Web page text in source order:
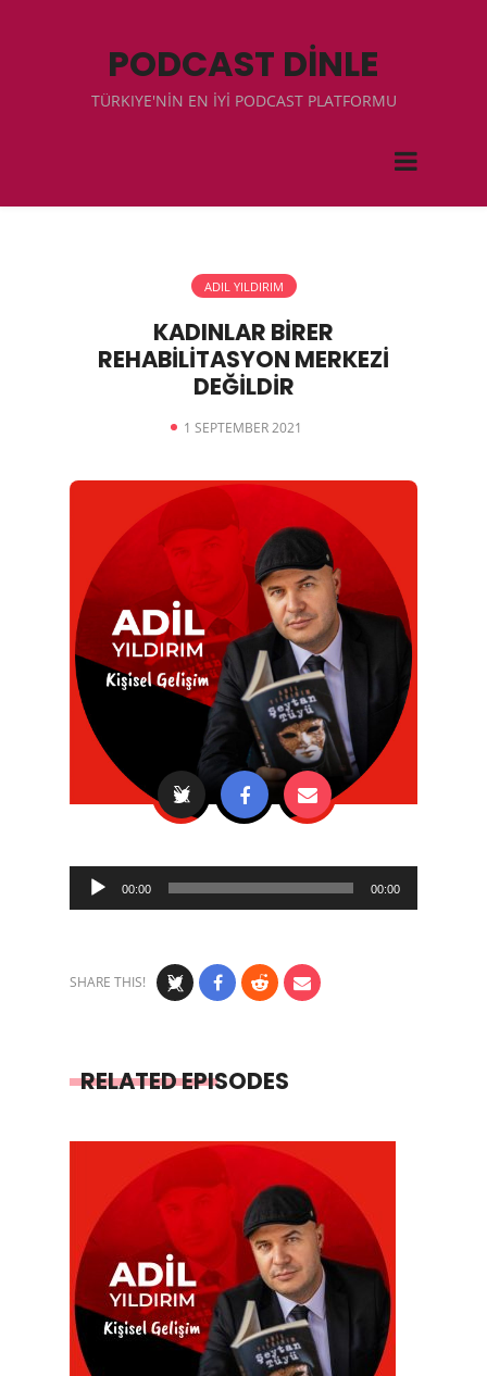
PODCAST DİNLE
TÜRKIYE'NİN EN İYİ PODCAST PLATFORMU
ADIL YILDIRIM
KADINLAR BİRER
REHABİLİTASYON MERKEZİ
DEĞİLDİR
1 SEPTEMBER 2021
Audio
Player
00:00 00:00
SHARE THIS!
RELATED EPISODES